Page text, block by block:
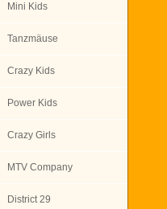
Mini Kids
Tanzmäuse
Crazy Kids
Power Kids
Crazy Girls
MTV Company
District 29